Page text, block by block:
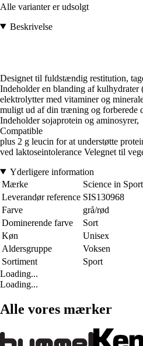
Alle varianter er udsolgt
Beskrivelse
Designet til fuldstændig restitution,
Indeholder en blanding af kulhydrater
elektrolytter med vitaminer og
muligt ud af din træning og forberede
Indeholder sojaprotein og aminosyrer,
Compatible
plus 2 g leucin for at understøtte
ved laktoseintolerance Velegnet til
Yderligere information
Mærke
Science in Sport
Leverandør reference SIS130968
Farve
grå/rød
Dominerende farve
Sort
Køn
Unisex
Aldersgruppe
Voksen
Sortiment
Sport
Loading...
Loading...
Alle vores mærker